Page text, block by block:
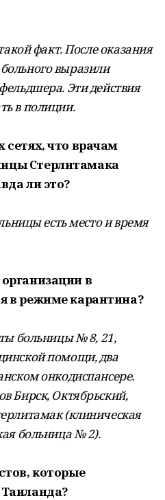
факт. После оказания
выразили
Эти действия
в полиции.
что врачам
Стерлитамака
ли это?
есть место и время
в
в режиме карантина?
больницы № 8, 21,
помощи, два
онкодиспансере.
Бирск, Октябрьский,
(клиническая
больница № 2).
которые